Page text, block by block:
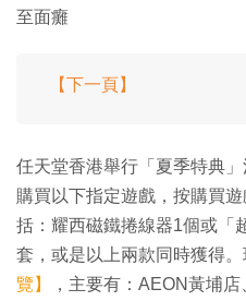
至面癱
【下一頁】
任天堂香港舉行「夏季特典
購買以下指定遊戲，按購買
括：耀西磁鐵捲線器1個或「
套，或是以上兩款同時獲得
覽】
，主要有：AEON黃埔